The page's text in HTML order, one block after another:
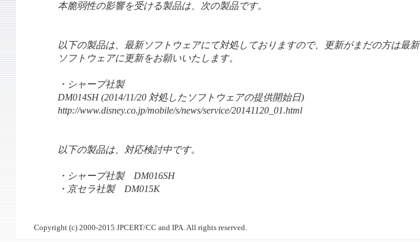
本脆弱性の影響を受ける製品は、次の製品です。
以下の製品は、最新ソフトウェアにて対処しておりますので、更新がまだの方は最新
ソフトウェアに更新をお願いいたします。
・シャープ社製
DM014SH (2014/11/20 対処したソフトウェアの提供開始日)
http://www.disney.co.jp/mobile/s/news/service/20141120_01.html
以下の製品は、対応検討中です。
・シャープ社製 DM016SH
・京セラ社製 DM015K
Copyright (c) 2000-2015 JPCERT/CC and IPA. All rights reserved.